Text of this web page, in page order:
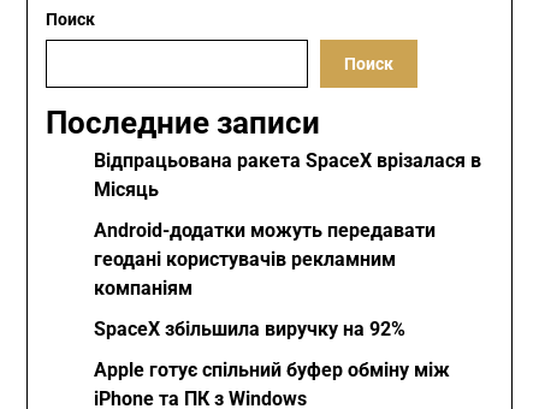
Поиск
Поиск
Последние записи
Відпрацьована ракета SpaceX врізалася в
Місяць
Android-додатки можуть передавати
геодані користувачів рекламним
компаніям
SpaceX збільшила виручку на 92%
Apple готує спільний буфер обміну між
iPhone та ПК з Windows